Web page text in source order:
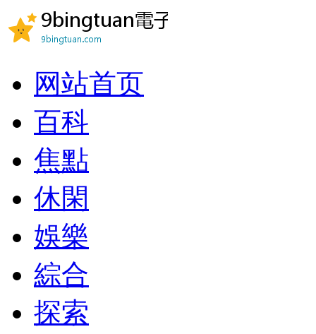
网站首页
百科
焦點
休閑
娛樂
綜合
探索